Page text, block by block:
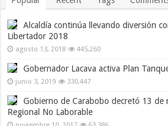
Alcaldía continúa llevando diversión
Libertador 2018
agosto 13, 2018 445,260
Gobernador Lacava activa Plan
junio 3, 2019 330,447
Gobierno de Carabobo decretó 13 de
Regional No Laborable